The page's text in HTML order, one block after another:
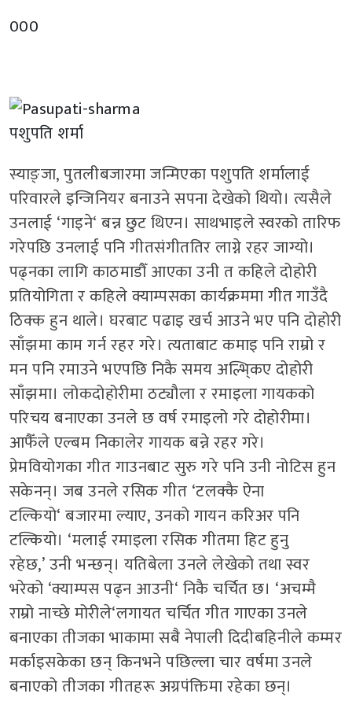
000
पशुपति शर्मा
स्याङ्जा,पुतलीबजारमा जन्मिएका पशुपति शर्मालाई
परिवारले इन्जिनियर बनाउने सपना देखेको थियो। त्यसैले
उनलाई ‘गाइने‘बन्न छुट थिएन। साथभाइले स्वरको तारिफ
गरेपछि उनलाई पनि गीतसंगीततिर लाग्ने रहर जाग्यो।
पढ्नका लागि काठमाडौँ आएका उनी त कहिले दोहोरी
प्रतियोगिता र कहिले क्याम्पसका कार्यक्रममा गीत गाउँदै
ठिक्क हुन थाले। घरबाट पढाइ खर्च आउने भए पनि दोहोरी
साँझमा काम गर्न रहर गरे। त्यताबाट कमाइ पनि राम्रो र
मन पनि रमाउने भएपछि निकै समय अल्भि्कए दोहोरी
साँझमा। लोकदोहोरीमा ठट्यौला र रमाइला गायकको
परिचय बनाएका उनले छ वर्ष रमाइलो गरे दोहोरीमा।
आफैँले एल्बम निकालेर गायक बन्ने रहर गरे।
प्रेमवियोगका गीत गाउनबाट सुरु गरे पनि उनी नोटिस हुन
सकेनन्। जब उनले रसिक गीत ‘टलक्कै ऐना
टल्कियो‘बजारमा ल्याए,उनको गायन करिअर पनि
टल्कियो। ‘मलाई रमाइला रसिक गीतमा हिट हुनु
रहेछ,’उनी भन्छन्। यतिबेला उनले लेखेको तथा स्वर
भरेको ‘क्याम्पस पढ्न आउनी‘ निकै चर्चित छ। ‘अचम्मै
राम्रो नाच्छे मोरीले‘लगायत चर्चित गीत गाएका उनले
बनाएका तीजका भाकामा सबै नेपाली दिदीबहिनीले कम्मर
मर्काइसकेका छन् किनभने पछिल्ला चार वर्षमा उनले
बनाएको तीजका गीतहरू अग्रपंक्तिमा रहेका छन्।